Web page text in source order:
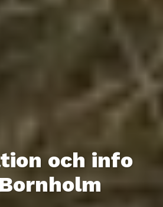
och info